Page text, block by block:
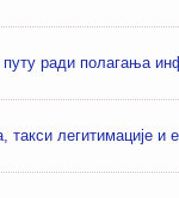
ради полагања
легитимације и